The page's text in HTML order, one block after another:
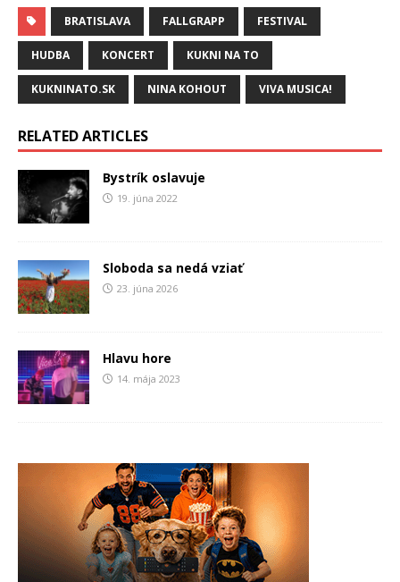
BRATISLAVA FALLGRAPP FESTIVAL
HUDBA KONCERT KUKNI NA TO
KUKNINATO.SK NINA KOHOUT VIVA MUSICA!
RELATED ARTICLES
Bystrík oslavuje
19. júna 2022
Sloboda sa nedá vziať
23. júna 2026
Hlavu hore
14. mája 2023